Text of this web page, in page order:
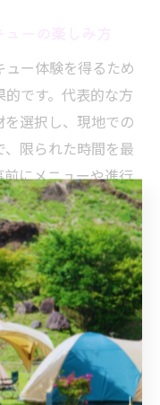
ー体験を得るため
です。代表的な方
選択し、現地での
限られた時間を最
にメニューや進行
理を始められるよ
な段取りが、日帰
ます。
注意点とポイント
をレンタル利用す
備えが重要です。
屋根付きスペース